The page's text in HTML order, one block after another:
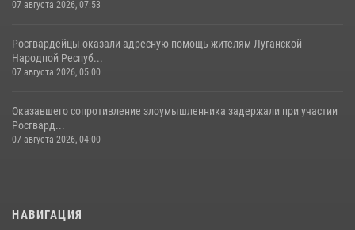
07 августа 2026, 07:53
Росгвардейцы оказали адресную помощь жителям Луганской
Народной Респуб...
07 августа 2026, 05:00
Оказавшего сопротивление злоумышленника задержали при участии
Росгвард...
07 августа 2026, 04:00
НАВИГАЦИЯ